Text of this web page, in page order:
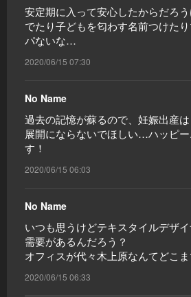
安定期に入って安心したからだろ
でたり子どもを匂わす名前つけた
パないな…
2020/06/15 07:30
No Name
過去の記憶が蘇るので、妊娠出産
展開にならないでほしい…ハッピ
す！
2020/06/15 06:03
No Name
いつも思うけどテキスタイルデザ
需要があるんだろう？
オフィスが代々木上原なんてどこま
2020/06/15 06:33